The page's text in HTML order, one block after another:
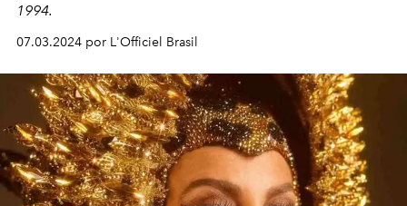
1994.
07.03.2024 por L'Officiel Brasil